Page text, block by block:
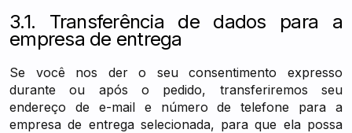
3.1. Transferência de dados para a
empresa de entrega
Se você nos der o seu consentimento expresso
durante ou após o pedido, transferiremos seu
endereço de e-mail e número de telefone para a
empresa de entrega selecionada, para que ela possa